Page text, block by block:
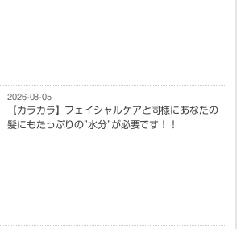
2026-08-05
【カラカラ】フェイシャルケアと同様にあなたの
髪にもたっぷりの”水分”が必要です！！